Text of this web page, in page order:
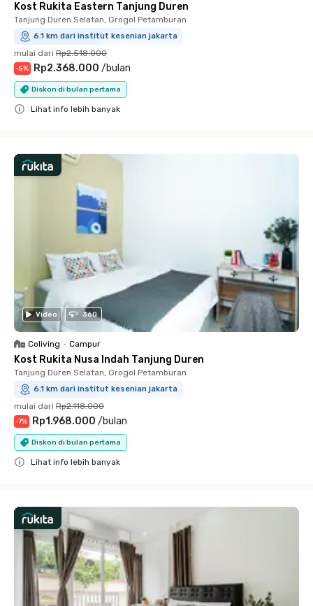
Kost Rukita Eastern Tanjung Duren
Tanjung Duren Selatan, Grogol Petamburan
6.1 km dari institut kesenian jakarta
mulai dari Rp2.518.000
-5% Rp2.368.000 /bulan
Diskon di bulan pertama
Lihat info lebih banyak
Video 360
Coliving • Campur
Kost Rukita Nusa Indah Tanjung Duren
Tanjung Duren Selatan, Grogol Petamburan
6.1 km dari institut kesenian jakarta
mulai dari Rp2.118.000
-7% Rp1.968.000 /bulan
Diskon di bulan pertama
Lihat info lebih banyak